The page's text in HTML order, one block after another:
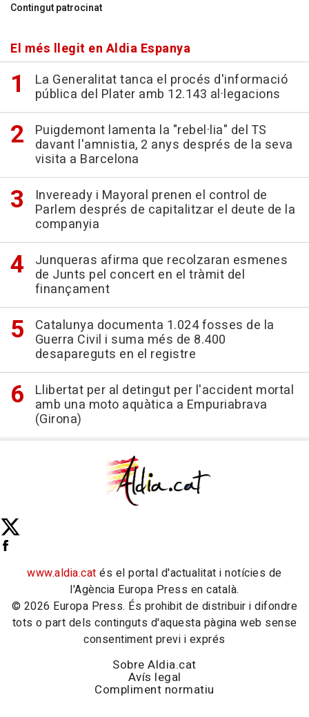
Contingut patrocinat
El més llegit en Aldia Espanya
La Generalitat tanca el procés d'informació
pública del Plater amb 12.143 al·legacions
Puigdemont lamenta la "rebel·lia" del TS
davant l'amnistia, 2 anys després de la seva
visita a Barcelona
Inveready i Mayoral prenen el control de
Parlem després de capitalitzar el deute de la
companyia
Junqueras afirma que recolzaran esmenes
de Junts pel concert en el tràmit del
finançament
Catalunya documenta 1.024 fosses de la
Guerra Civil i suma més de 8.400
desapareguts en el registre
Llibertat per al detingut per l'accident mortal
amb una moto aquàtica a Empuriabrava
(Girona)
www.aldia.cat és el portal d'actualitat i notícies de
l'Agència Europa Press en català.
© 2026 Europa Press. És prohibit de distribuir i difondre
tots o part dels continguts d'aquesta pàgina web sense
consentiment previ i exprés
Sobre Aldia.cat
Avís legal
Compliment normatiu